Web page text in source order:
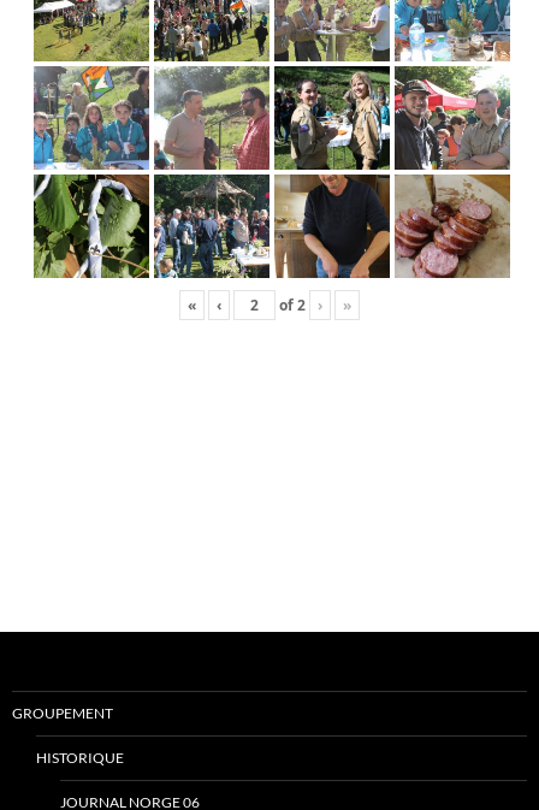
« ‹ of2 › »
GROUPEMENT
HISTORIQUE
JOURNAL NORGE 06